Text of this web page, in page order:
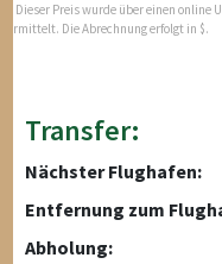
* Dieser Preis wurde über einen online
ermittelt. Die Abrechnung erfolgt in $.
Transfer:
Nächster Flughafen:
Entfernung zum
Abholung: